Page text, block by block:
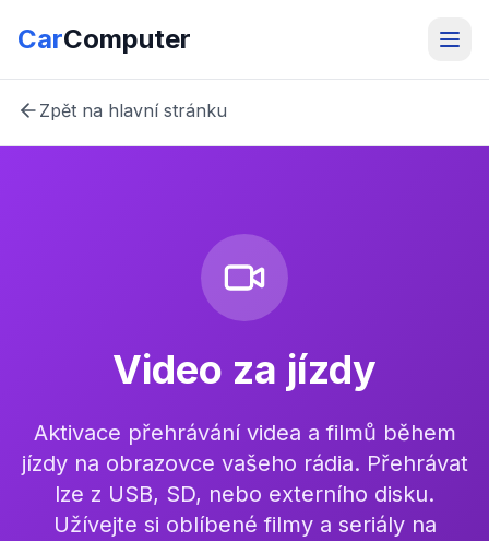
CarComputer
Zpět na hlavní stránku
Video za jízdy
Aktivace přehrávání videa a filmů během
jízdy na obrazovce vašeho rádia. Přehrávat
lze z USB, SD, nebo externího disku.
Užívejte si oblíbené filmy a seriály na